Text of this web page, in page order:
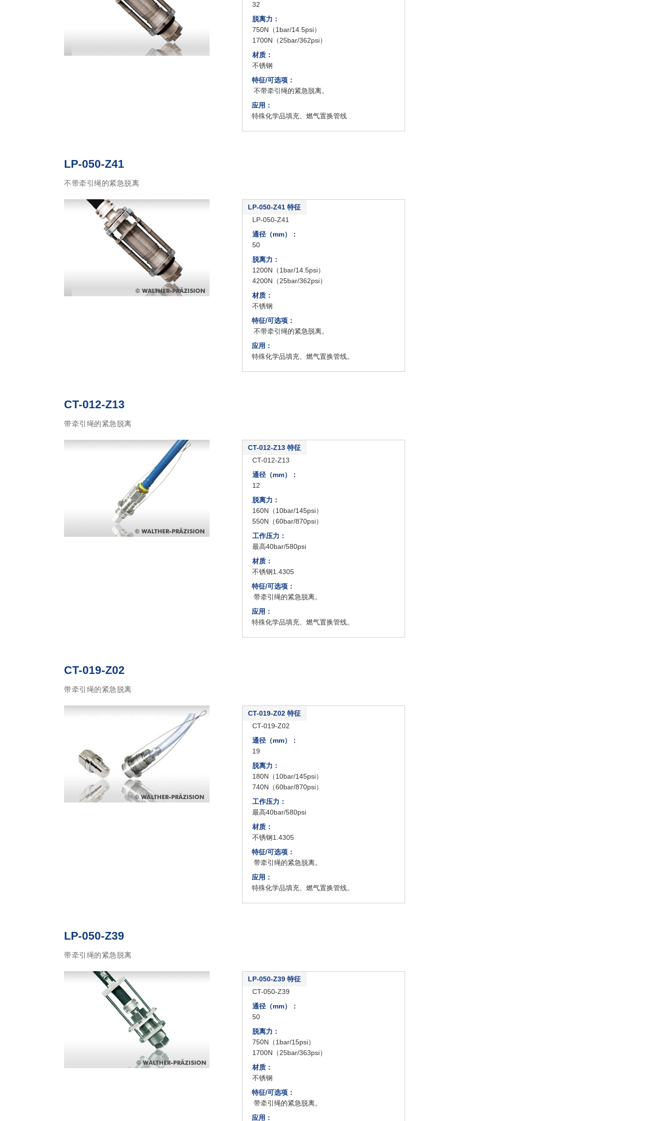
32
脱离力：
750N（1bar/14.5psi）
1700N（25bar/362psi）
材质：
不锈钢
特征/可选项：
不带牵引绳的紧急脱离。
应用：
特殊化学品填充、燃气置换管线
LP-050-Z41
不带牵引绳的紧急脱离
LP-050-Z41 特征
类型：
LP-050-Z41
通径（mm）：
50
脱离力：
1200N（1bar/14.5psi）
4200N（25bar/362psi）
材质：
不锈钢
特征/可选项：
不带牵引绳的紧急脱离。
应用：
特殊化学品填充、燃气置换管线。
CT-012-Z13
带牵引绳的紧急脱离
CT-012-Z13 特征
类型：
CT-012-Z13
通径（mm）：
12
脱离力：
160N（10bar/145psi）
550N（60bar/870psi）
工作压力：
最高40bar/580psi
材质：
不锈钢1.4305
特征/可选项：
带牵引绳的紧急脱离。
应用：
特殊化学品填充、燃气置换管线。
CT-019-Z02
带牵引绳的紧急脱离
CT-019-Z02 特征
类型：
CT-019-Z02
通径（mm）：
19
脱离力：
180N（10bar/145psi）
740N（60bar/870psi）
工作压力：
最高40bar/580psi
材质：
不锈钢1.4305
特征/可选项：
带牵引绳的紧急脱离。
应用：
特殊化学品填充、燃气置换管线。
LP-050-Z39
带牵引绳的紧急脱离
LP-050-Z39 特征
类型：
CT-050-Z39
通径（mm）：
50
脱离力：
750N（1bar/15psi）
1700N（25bar/363psi）
材质：
不锈钢
特征/可选项：
带牵引绳的紧急脱离。
应用：